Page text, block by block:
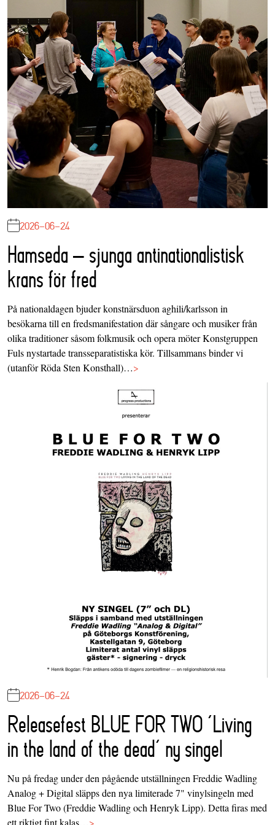
2026-06-24
Hamseda – sjunga antinationalistisk
krans för fred
På nationaldagen bjuder konstnärsduon aghili/karlsson in
besökarna till en fredsmanifestation där sångare och musiker från
olika traditioner såsom folkmusik och opera möter Konstgruppen
Fuls nystartade transseparatistiska kör. Tillsammans binder vi
(utanför Röda Sten Konsthall)…>
2026-06-24
Releasefest BLUE FOR TWO ‘Living
in the land of the dead’ ny singel
Nu på fredag under den pågående utställningen Freddie Wadling
Analog + Digital släpps den nya limiterade 7" vinylsingeln med
Blue For Two (Freddie Wadling och Henryk Lipp). Detta firas med
ett riktigt fint kalas…>